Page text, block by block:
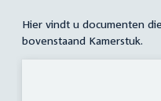
Hier vindt u documenten
bovenstaand Kamerstuk.